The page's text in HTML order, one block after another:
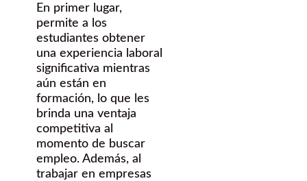
En primer lugar,
permite a los
estudiantes obtener
una experiencia laboral
significativa mientras
aún están en
formación, lo que les
brinda una ventaja
competitiva al
momento de buscar
empleo. Además, al
trabajar en empresas